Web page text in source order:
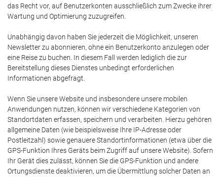
das Recht vor, auf Benutzerkonten ausschließlich zum Zwecke ihrer
Wartung und Optimierung zuzugreifen.
Unabhängig davon haben Sie jederzeit die Möglichkeit, unseren
Newsletter zu abonnieren, ohne ein Benutzerkonto anzulegen oder
eine Reise zu buchen. In diesem Fall werden lediglich die zur
Bereitstellung dieses Dienstes unbedingt erforderlichen
Informationen abgefragt.
Wenn Sie unsere Website und insbesondere unsere mobilen
Anwendungen nutzen, können wir verschiedene Kategorien von
Standortdaten erfassen, speichern und verarbeiten. Hierzu gehören
allgemeine Daten (wie beispielsweise Ihre IP-Adresse oder
Postleitzahl) sowie genauere Standortinformationen (etwa über die
GPS-Funktion Ihres Geräts beim Zugriff auf unsere Website). Sofern
Ihr Gerät dies zulässt, können Sie die GPS-Funktion und andere
Ortungsdienste deaktivieren, um die Übermittlung solcher Daten an